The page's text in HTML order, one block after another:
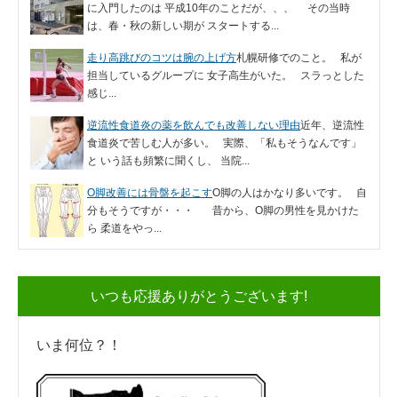
に入門したのは 平成10年のことだが、、、 その当時
は、春・秋の新しい期が スタートする...
走り高跳びのコツは腕の上げ方札幌研修でのこと。 私が
担当しているグループに 女子高生がいた。 スラっとした
感じ...
逆流性食道炎の薬を飲んでも改善しない理由近年、逆流性
食道炎で苦しむ人が多い。 実際、「私もそうなんです」
と いう話も頻繁に聞くし、 当院...
O脚改善には骨盤を起こすO脚の人はかなり多いです。 自
分もそうですが・・・ 昔から、O脚の男性を見かけた
ら 柔道をやっ...
いつも応援ありがとうございます!
いま何位？！